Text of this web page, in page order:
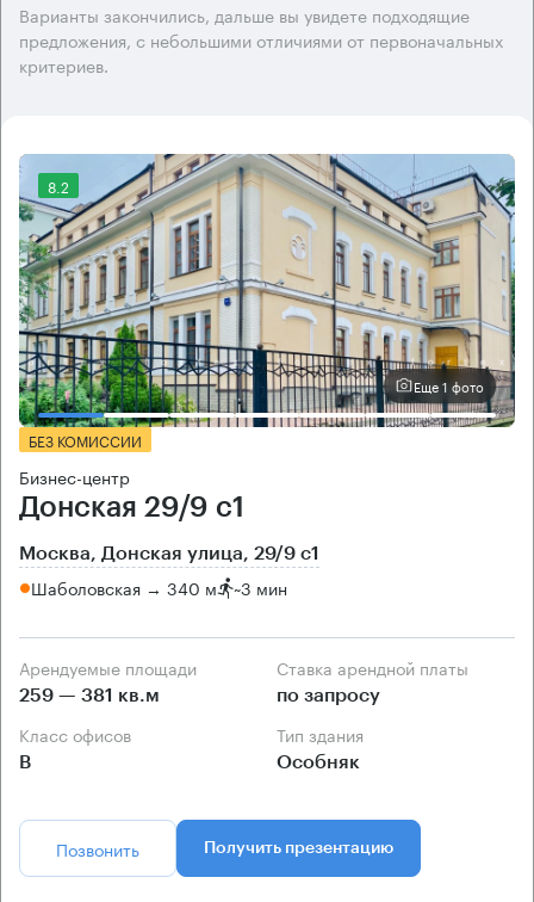
Варианты закончились, дальше вы увидете подходящие
предложения, с небольшими отличиями от первоначальных
критериев.
8.2
Еще 1 фото
БЕЗ КОМИССИИ
Бизнес-центр
Донская 29/9 с1
Москва, Донская улица, 29/9 с1
Шаболовская → 340 м ~3 мин
Арендуемые площади
259 — 381 кв.м
Ставка арендной платы
по запросу
Класс офисов
B
Тип здания
Особняк
Позвонить Получить презентацию